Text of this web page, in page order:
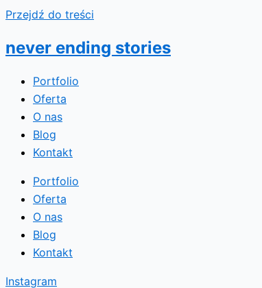
Przejdź do treści
never ending stories
Portfolio
Oferta
O nas
Blog
Kontakt
Portfolio
Oferta
O nas
Blog
Kontakt
Instagram